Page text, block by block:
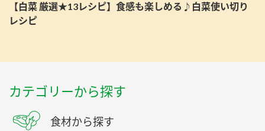
【白菜 厳選★13レシピ】食感も楽しめる♪白菜使い切り
レシピ
カテゴリーから探す
食材から探す